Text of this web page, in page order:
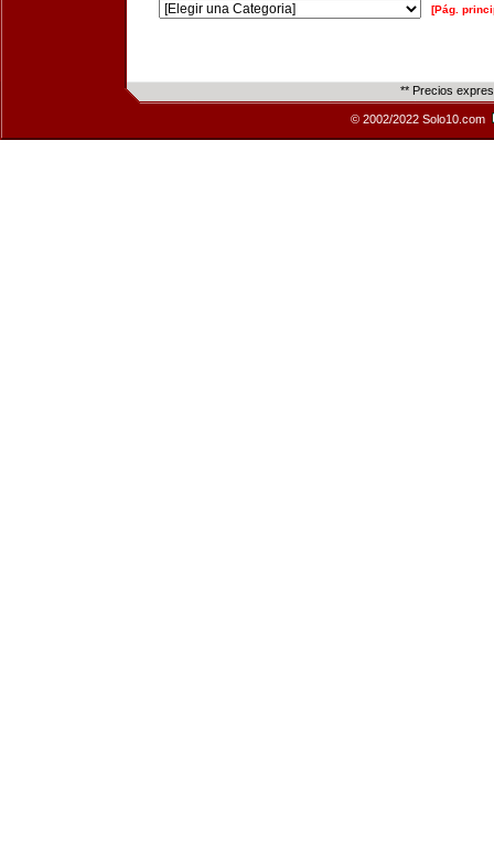
[Pág.
** Precios
© 2002/2022 Solo10.com